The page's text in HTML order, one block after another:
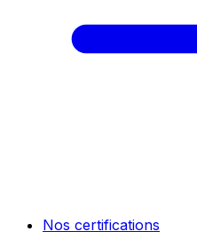
Nos certifications